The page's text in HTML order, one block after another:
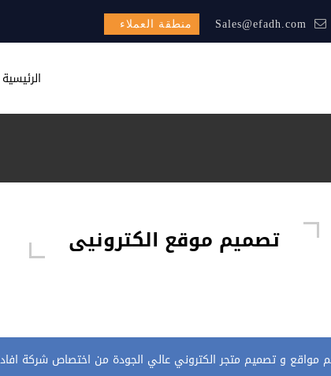
منطقة العملاء
الرئيسية
تصميم موقع الكترونيى
مواقع و تصميم متجر الكتروني عالي الجودة من اختصاص شركة